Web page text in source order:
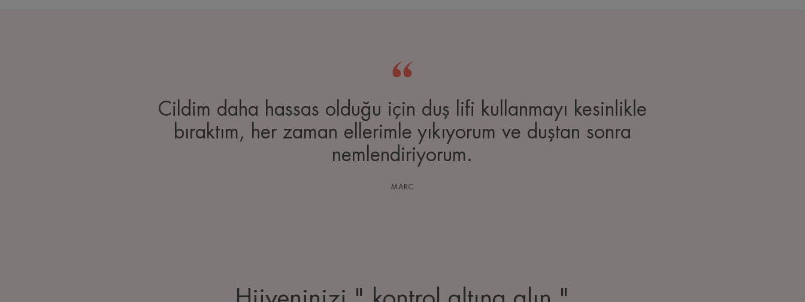
Cildim daha hassas olduğu için duş lifi kullanmayı kesinlikle
bıraktım, her zaman ellerimle yıkıyorum ve duştan sonra
nemlendiriyorum.
MARC